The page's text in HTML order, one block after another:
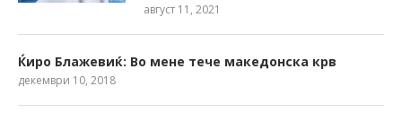
август 11, 2021
Ќиро Блажевиќ: Во мене тече македонска крв
декември 10, 2018